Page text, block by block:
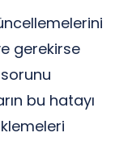
gerekirse
bu hatayı